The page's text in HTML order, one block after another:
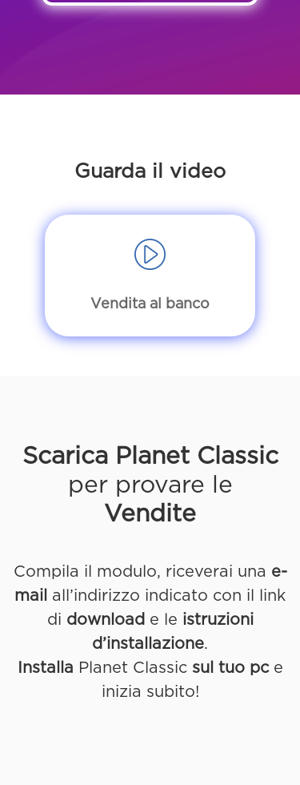
Guarda il video
Vendita al banco
Scarica Planet Classic
per provare le
Vendite
Compila il modulo, riceverai una e-
mail all’indirizzo indicato con il link
di download e le istruzioni
d’installazione.
Installa Planet Classic sul tuo pce
inizia subito!